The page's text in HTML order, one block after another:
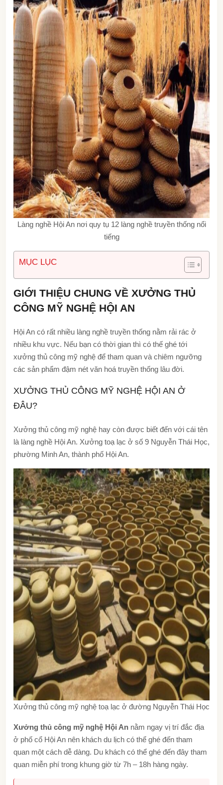
Làng nghề Hội An nơi quy tụ 12 làng nghề truyền thống nổi
tiếng
MỤC LỤC
GIỚI THIỆU CHUNG VỀ XƯỞNG THỦ
CÔNG MỸ NGHỆ HỘI AN
Hội An có rất nhiều làng nghề truyền thống nằm rải rác ở
nhiều khu vực. Nếu bạn có thời gian thì có thế ghé tới
xưởng thủ công mỹ nghệ để tham quan và chiêm ngưỡng
các sản phẩm đậm nét văn hoá truyền thống lâu đời.
XƯỞNG THỦ CÔNG MỸ NGHỆ HỘI AN Ở
ĐÂU?
Xưởng thủ công mỹ nghệ hay còn được biết đến với cái tên
là làng nghề Hội An. Xưởng toạ lạc ở số 9 Nguyễn Thái Học,
phường Minh An, thành phố Hội An.
Xưởng thủ công mỹ nghệ toạ lạc ở đường Nguyễn Thái Học
Xưởng thủ công mỹ nghệ Hội An nằm ngay vị trí đắc địa
ở phố cổ Hội An nên khách du lịch có thể ghé đến tham
quan một cách dễ dàng. Du khách có thể ghé đến đây tham
quan miễn phí trong khung giờ từ 7h – 18h hàng ngày.